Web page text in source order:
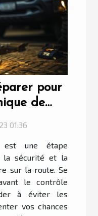
pour
de
01:36
est une étape
la sécurité et la
sur la route. Se
le contrôle
à éviter les
vos chances